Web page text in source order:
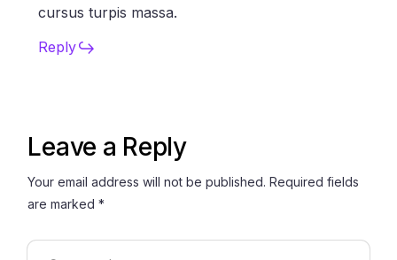
cursus turpis massa.
Reply
Leave a Reply
Your email address will not be published. Required fields
are marked*